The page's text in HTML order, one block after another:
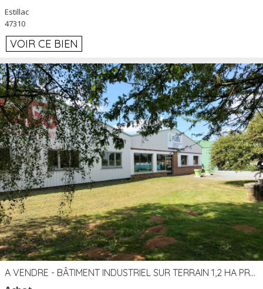
Estillac
47310
VOIR CE BIEN
A VENDRE - BÂTIMENT INDUSTRIEL SUR TERRAIN 1,2 HA PROCHE ÉCHANGEUR A10 - SOUDAN (79)